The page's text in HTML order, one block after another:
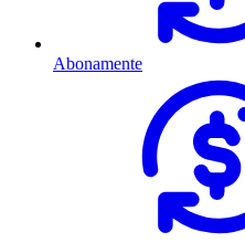
Abonamente